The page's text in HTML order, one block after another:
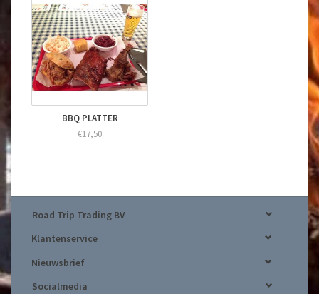
BBQ PLATTER
€17,50
Road Trip Trading BV
Klantenservice
Nieuwsbrief
Socialmedia